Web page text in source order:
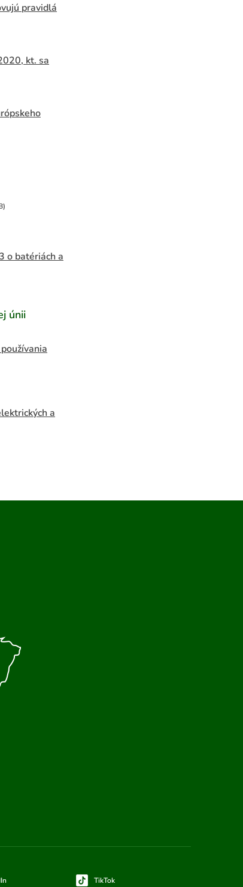
pravidlá
kt. sa
o batériách a
únii
a
TikTok